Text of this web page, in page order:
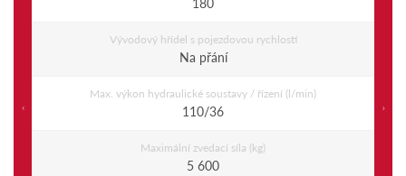
Vývodový hřídel s pojezdovou rychlostí
Na přání
Max. výkon hydraulické soustavy / řízení (l/min)
110/36
Maximální zvedací síla (kg)
5 600